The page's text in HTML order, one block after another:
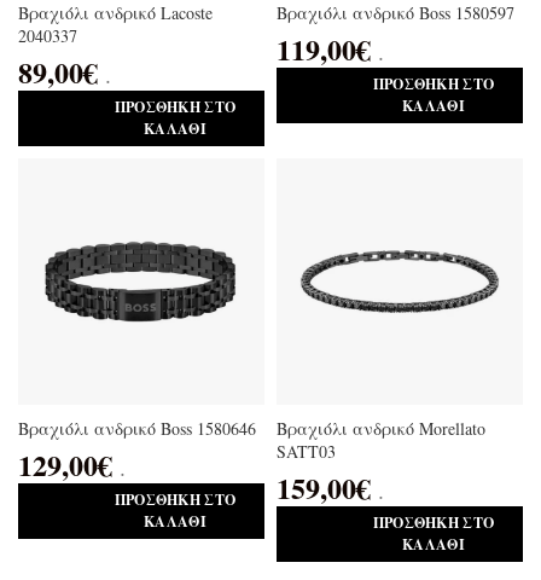
Βραχιόλι ανδρικό Lacoste
2040337
89,00€ .
ΠΡΟΣΘΉΚΗ ΣΤΟ
ΚΑΛΆΘΙ
Βραχιόλι ανδρικό Boss 1580597
119,00€ .
ΠΡΟΣΘΉΚΗ ΣΤΟ
ΚΑΛΆΘΙ
Βραχιόλι ανδρικό Boss 1580646
129,00€ .
ΠΡΟΣΘΉΚΗ ΣΤΟ
ΚΑΛΆΘΙ
Βραχιόλι ανδρικό Morellato
SATT03
159,00€ .
ΠΡΟΣΘΉΚΗ ΣΤΟ
ΚΑΛΆΘΙ